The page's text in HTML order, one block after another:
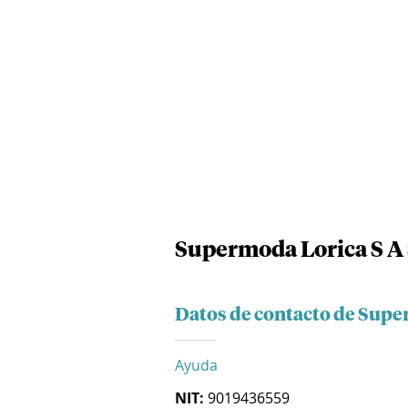
Supermoda Lorica S A
Datos de contacto de
Ayuda
NIT: 9019436559